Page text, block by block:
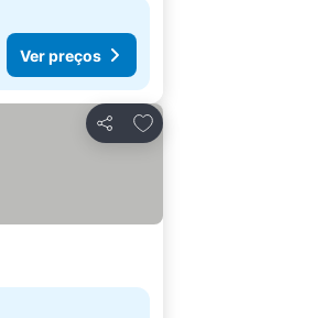
Ver preços
Partilhar
Adicionar aos favoritos